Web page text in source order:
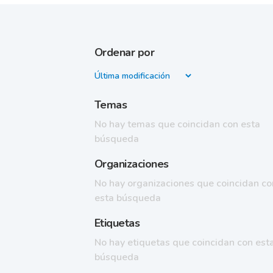
Ordenar por
Temas
No hay temas que coincidan con esta
búsqueda
Organizaciones
No hay organizaciones que coincidan
esta búsqueda
Etiquetas
No hay etiquetas que coincidan con
búsqueda